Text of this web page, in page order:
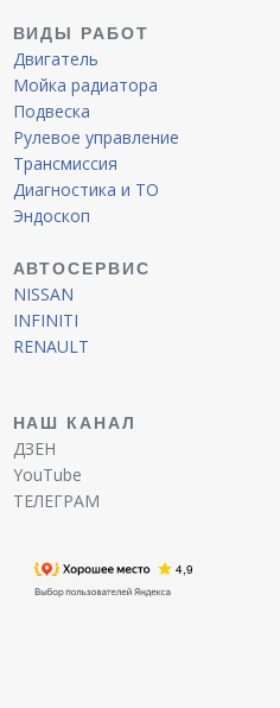
ВИДЫ РАБОТ
Двигатель
Мойка радиатора
Подвеска
Рулевое управление
Трансмиссия
Диагностика и ТО
Эндоскоп
АВТОСЕРВИС
NISSAN
INFINITI
RENAULT
НАШ КАНАЛ
ДЗЕН
YouTube
ТЕЛЕГРАМ